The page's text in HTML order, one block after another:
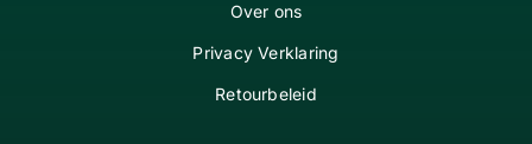
Over ons
Privacy Verklaring
Retourbeleid